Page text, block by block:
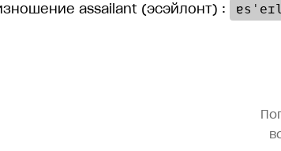
assailant (эсэйлонт) :